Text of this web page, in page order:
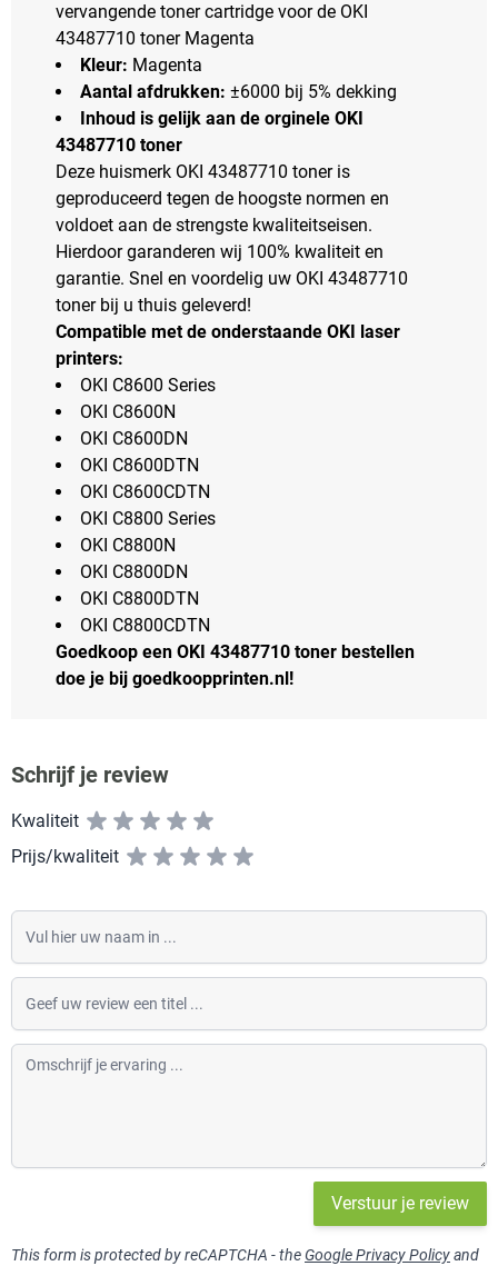
vervangende toner cartridge voor de OKI
43487710 toner Magenta
Kleur: Magenta
Aantal afdrukken: ±6000 bij 5% dekking
Inhoud is gelijk aan de orginele OKI
43487710 toner
Deze huismerk OKI 43487710 toner is
geproduceerd tegen de hoogste normen en
voldoet aan de strengste kwaliteitseisen.
Hierdoor garanderen wij 100% kwaliteit en
garantie. Snel en voordelig uw OKI 43487710
toner bij u thuis geleverd!
Compatible met de onderstaande OKI laser
printers:
OKI C8600 Series
OKI C8600N
OKI C8600DN
OKI C8600DTN
OKI C8600CDTN
OKI C8800 Series
OKI C8800N
OKI C8800DN
OKI C8800DTN
OKI C8800CDTN
Goedkoop een OKI 43487710 toner bestellen
doe je bij goedkoopprinten.nl!
Schrijf je review
Kwaliteit
Prijs/kwaliteit
Vul hier uw naam in
Geef uw review een titel
Omschrijf je ervaring
Verstuur je review
This form is protected by reCAPTCHA - the Google Privacy Policyand